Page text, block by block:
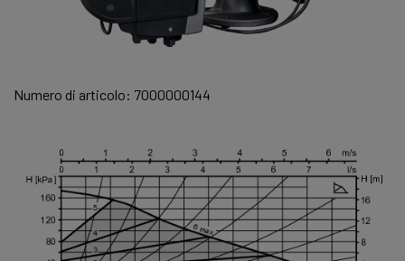
Numero di articolo: 7000000144